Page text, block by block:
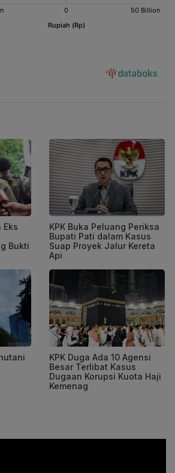
Eks
Bukti
KPK Buka Peluang Periksa
Bupati Pati dalam Kasus
Suap Proyek Jalur Kereta
Api
KPK Duga Ada 10 Agensi
Besar Terlibat Kasus
Dugaan Korupsi Kuota Haji
Kemenag